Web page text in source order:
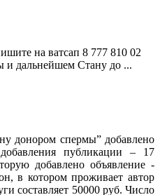
на ватсап 8 777 810 02
и дальнейшем Стану до ...
донором спермы” добавлено
публикации – 17
добавлено объявление -
в котором проживает автор
составляет 50000 руб. Число